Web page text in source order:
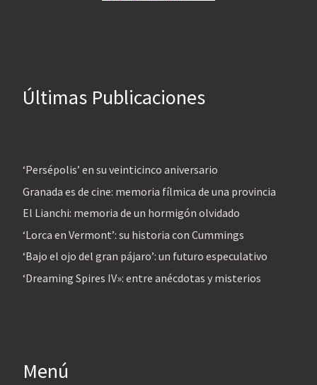
Últimas Publicaciones
‘Persépolis’ en su veinticinco aniversario
Granada es de cine: memoria fílmica de una provincia
El Lianchi: memoria de un hormigón olvidado
‘Lorca en Vermont’: su historia con Cummings
‘Bajo el ojo del gran pájaro’: un futuro especulativo
‘Dreaming Spires IV»: entre anécdotas y misterios
Menú